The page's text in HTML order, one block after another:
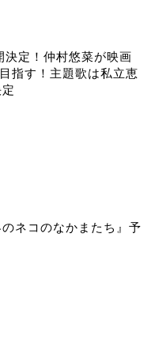
定！仲村悠菜が映画
指す！主題歌は私立恵
ネコのなかまたち』予